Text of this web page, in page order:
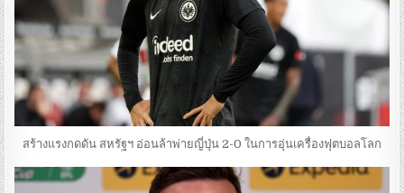
สร้างแรงกดดัน สหรัฐฯ อ่อนล้าพ่ายญี่ปุ่น 2-0 ในการอุ่นเครื่องฟุตบอลโลก